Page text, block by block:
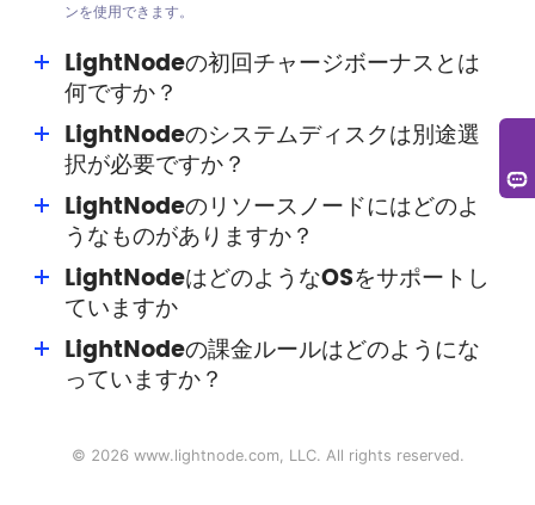
ンを使用できます。
LightNodeの初回チャージボーナスとは
何ですか？
初回チャージボーナスはLightNodeがユーザーに提供する
特典です。最大15ドルのボーナス(期限なし)を獲得でき、
LightNodeのシステムディスクは別途選
択が必要ですか？
別途選択は不要です。LightNodeでは各VPSホストに
50GBのシステムディスクが標準装備されています。
LightNodeのリソースノードにはどのよ
うなものがありますか？
LightNodeのノードには、シリコンバレー、ワシントン、
フランクフルト、トルコ、サウジアラビア、UAE、タイ、
本などがあり、東南アジア地域に重点を置いています。
LightNodeはどのようなOSをサポートし
ていますか
システムイメージは複数バージョンのWindows、各種
Linuxシステム(CentOS、Ubuntu、Debianなど)をサポー
LightNodeの課金ルールはどのようにな
っていますか？
す。1時間単位で請求され(1時間未満は1時間として計
© 2026 www.lightnode.com, LLC. All rights reserved.